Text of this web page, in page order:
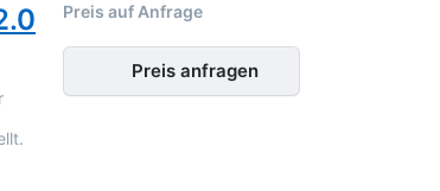
Preis auf Anfrage
Preis anfragen